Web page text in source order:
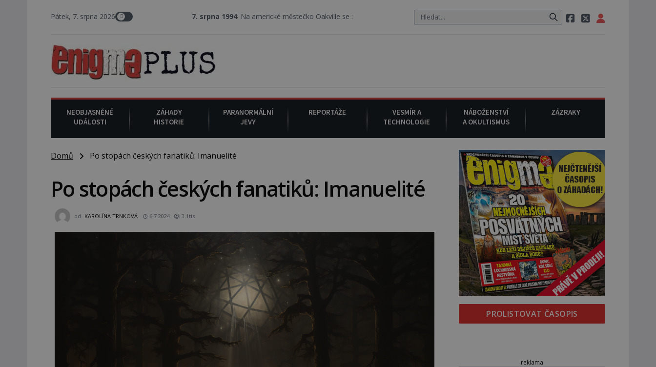
Pátek, 7. srpna 2026 : Na americké městečko Oakville se z nebe snáší podivná rosolovitá látka neznámého původu. 7. srpna 1994: Na americké městečko
NEOBJASNĚNÉ
UDÁLOSTI
ZÁHADY
HISTORIE
PARANORMÁLNÍ
JEVY
REPORTÁŽE
VESMÍR A
TECHNOLOGIE
NÁBOŽENSTVÍ
A OKULTISMUS
ZÁZRAKY
Domů Po stopách českých fanatiků: Imanuelité
Po stopách českých fanatiků: Imanuelité
od KAROLÍNA TRNKOVÁ 6.7.2024 3.1tis
PROLISTOVAT ČASOPIS
reklama